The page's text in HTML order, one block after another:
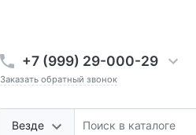
+7 (999) 29-000-29
Заказать обратный звонок
Везде